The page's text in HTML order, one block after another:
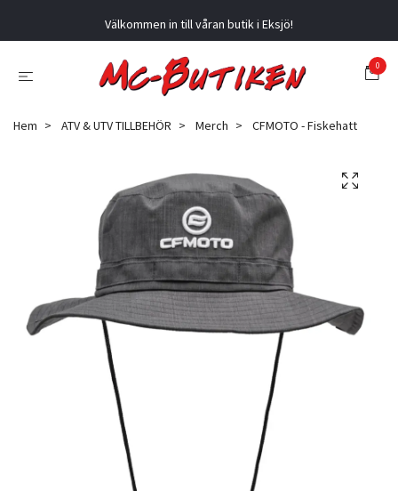
Välkommen in till våran butik i Eksjö!
0
Hem ATV & UTV TILLBEHÖR Merch CFMOTO - Fiskehatt